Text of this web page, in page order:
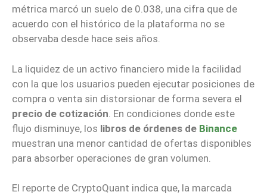
métrica marcó un suelo de 0.038, una cifra que de
acuerdo con el histórico de la plataforma no se
observaba desde hace seis años.
La liquidez de un activo financiero mide la facilidad
con la que los usuarios pueden ejecutar posiciones de
compra o venta sin distorsionar de forma severa el
precio de cotización . En condiciones donde este
flujo disminuye, los libros de órdenes de Binance
muestran una menor cantidad de ofertas disponibles
para absorber operaciones de gran volumen.
El reporte de CryptoQuant indica que, la marcada